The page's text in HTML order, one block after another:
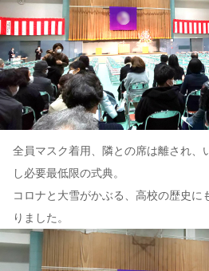
全員マスク着用、隣との席は離され、
し必要最低限の式典。
コロナと大雪がかぶる、高校の歴史に
りました。